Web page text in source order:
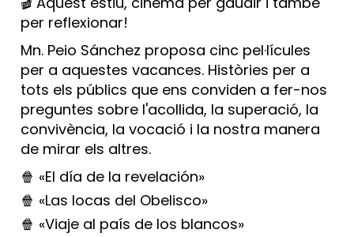
per reflexionar!
Mn. Peio Sánchez proposa cinc pel·lícules
per a aquestes vacances. Històries per a
tots els públics que ens conviden a fer-nos
preguntes sobre l'acollida, la superació, la
convivència, la vocació i la nostra manera
de mirar els altres.
🍿 «El día de la revelación»
🍿 «Las locas del Obelisco»
🍿 «Viaje al país de los blancos»